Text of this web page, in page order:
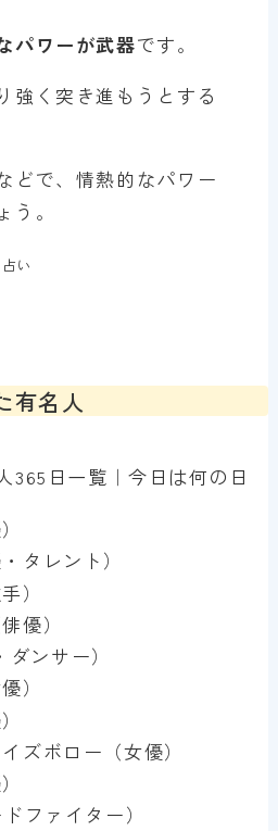
パワーが武器です。
強く突き進もうとする
どで、情熱的なパワー
。
い
有名人
タレント）
）
優）
ンサー）
）
ズボロー（女優）
ファイター）